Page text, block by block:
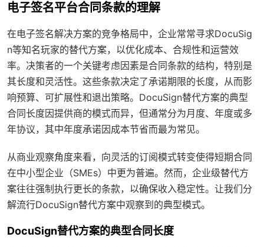
电子签名平台合同条款的理解
在电子签名解决方案的竞争格局中，企业常常寻求DocuSig
n等知名玩家的替代方案，以优化成本、合规性和运营效
率。决策者的一个关键考虑因素是合同条款的结构，特别是
其长度和灵活性。这些条款决定了承诺期限的长度，从而影
响预算、可扩展性和退出策略。DocuSign替代方案的典型
合同长度因提供商的模式而异，但通常分为月度、年度或多
年协议，其中年度承诺因成本节省而最为常见。
从商业观察角度来看，向灵活的订阅模式转变使得短期合同
在中小型企业（SMEs）中更为普遍。然而，企业级替代方
案往往强制执行更长的条款，以确保收入稳定性。让我们分
解流行DocuSign替代方案中观察到的典型模式。
DocuSign替代方案的典型合同长度